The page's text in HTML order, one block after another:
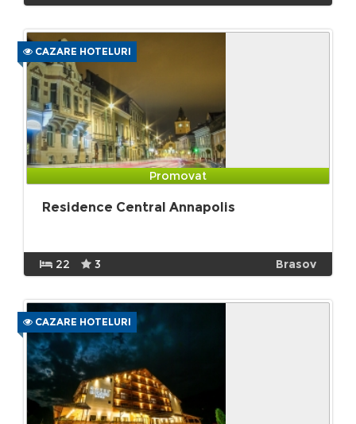
CAZARE HOTELURI
Promovat
Residence Central Annapolis
22 3 Brasov
CAZARE HOTELURI